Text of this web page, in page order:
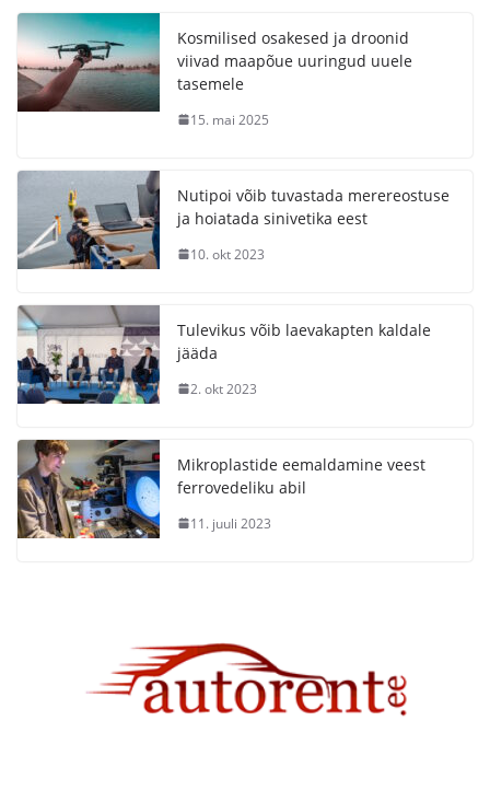
Kosmilised osakesed ja droonid
viivad maapõue uuringud uuele
tasemele
15. mai 2025
Nutipoi võib tuvastada merereostuse
ja hoiatada sinivetika eest
10. okt 2023
Tulevikus võib laevakapten kaldale
jääda
2. okt 2023
Mikroplastide eemaldamine veest
ferrovedeliku abil
11. juuli 2023